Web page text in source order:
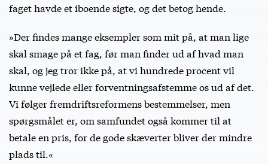
faget havde et iboende sigte, og det betog hende.
»Der findes mange eksempler som mit på, at man lige
skal smage på et fag, før man finder ud af hvad man
skal, og jeg tror ikke på, at vi hundrede procent vil
kunne vejlede eller forventningsafstemme os ud af det.
Vi følger fremdriftsreformens bestemmelser, men
spørgsmålet er, om samfundet også kommer til at
betale en pris, for de gode skæverter bliver der mindre
plads til.«